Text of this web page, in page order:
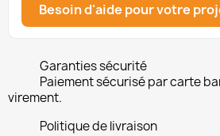
Besoin d'aide pour votre
Garanties sécurité
Paiement sécurisé par carte
virement.
Politique de livraison